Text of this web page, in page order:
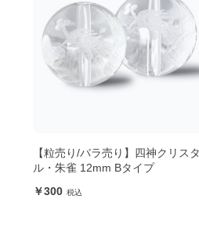
【制作道具】国産高品質シリコン
ゴムです。透明で石が美しく引き